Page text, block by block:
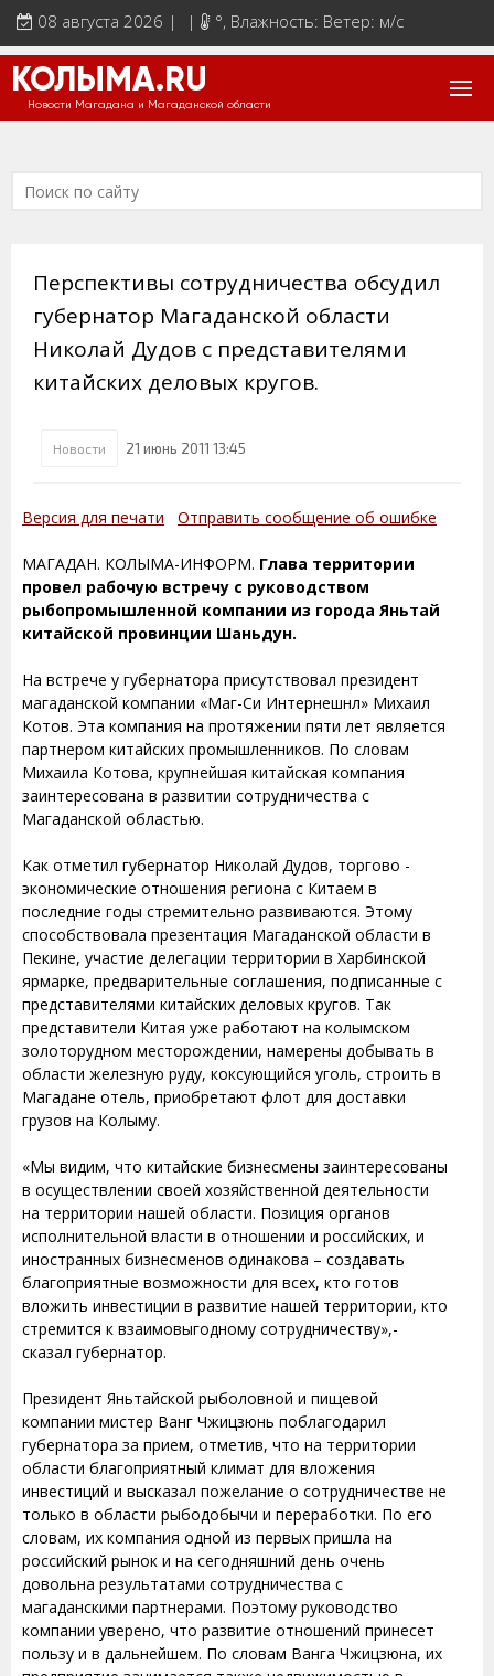
08 августа 2026 | | °, Влажность: Ветер: м/с
КОЛЫМА.RU
Новости Магадана и Магаданской области
Перспективы сотрудничества обсудил
губернатор Магаданской области
Николай Дудов с представителями
китайских деловых кругов.
Новости 21 июнь 2011 13:45
Версия для печати Отправить сообщение об ошибке
МАГАДАН. КОЛЫМА-ИНФОРМ. Глава территории
провел рабочую встречу с руководством
рыбопромышленной компании из города Яньтай
китайской провинции Шаньдун.
На встрече у губернатора присутствовал президент
магаданской компании «Маг-Си Интернешнл» Михаил
Котов. Эта компания на протяжении пяти лет является
партнером китайских промышленников. По словам
Михаила Котова, крупнейшая китайская компания
заинтересована в развитии сотрудничества с
Магаданской областью.
Как отметил губернатор Николай Дудов, торгово -
экономические отношения региона с Китаем в
последние годы стремительно развиваются. Этому
способствовала презентация Магаданской области в
Пекине, участие делегации территории в Харбинской
ярмарке, предварительные соглашения, подписанные с
представителями китайских деловых кругов. Так
представители Китая уже работают на колымском
золоторудном месторождении, намерены добывать в
области железную руду, коксующийся уголь, строить в
Магадане отель, приобретают флот для доставки
грузов на Колыму.
«Мы видим, что китайские бизнесмены заинтересованы
в осуществлении своей хозяйственной деятельности
на территории нашей области. Позиция органов
исполнительной власти в отношении и российских, и
иностранных бизнесменов одинакова – создавать
благоприятные возможности для всех, кто готов
вложить инвестиции в развитие нашей территории, кто
стремится к взаимовыгодному сотрудничеству»,-
сказал губернатор.
Президент Яньтайской рыболовной и пищевой
компании мистер Ванг Чжицзюнь поблагодарил
губернатора за прием, отметив, что на территории
области благоприятный климат для вложения
инвестиций и высказал пожелание о сотрудничестве не
только в области рыбодобычи и переработки. По его
словам, их компания одной из первых пришла на
российский рынок и на сегодняшний день очень
довольна результатами сотрудничества с
магаданскими партнерами. Поэтому руководство
компании уверено, что развитие отношений принесет
пользу и в дальнейшем. По словам Ванга Чжицзюна, их